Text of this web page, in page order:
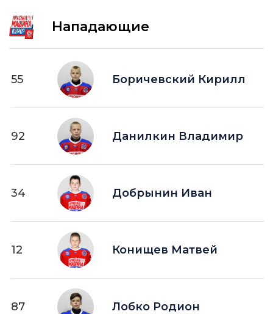
Нападающие
55 Боричевский Кирилл
92 Данилкин Владимир
34 Добрынин Иван
12 Конищев Матвей
87 Лобко Родион